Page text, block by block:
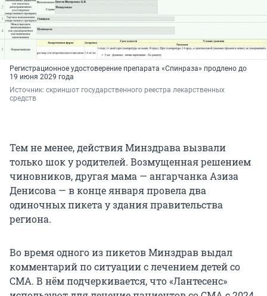
Регистрационное удостоверение препарата «Спинраза» продлено до
19 июня 2029 года
Источник: скриншот государственного реестра лекарственных
средств
Тем не менее, действия Минздрава вызвали
только шок у родителей. Возмущенная решением
чиновников, другая мама — ангарчанка Азиза
Денисова — в конце января провела два
одиночных пикета у здания правительства
региона.
Во время одного из пикетов Минздрав выдал
комментарий по ситуации с лечением детей со
СМА. В нём подчеркивается, что «Лантесенс»